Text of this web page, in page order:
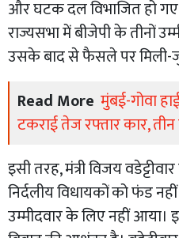
और घटक दल विभाजित हो
राज्यसभा में बीजेपी के तीनों
उसके बाद से फैसले पर मिली-
Read More मुंबई-गोवा
टकराई तेज रफ्तार कार,
इसी तरह, मंत्री विजय
निर्दलीय विधायकों को फंड
उम्मीदवार के लिए नहीं आया।